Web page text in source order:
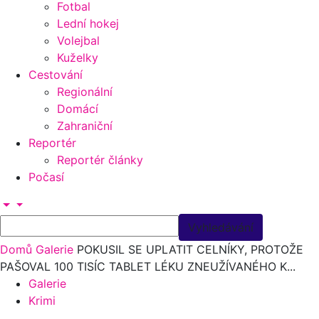
Fotbal
Lední hokej
Volejbal
Kuželky
Cestování
Regionální
Domácí
Zahraniční
Reportér
Reportér články
Počasí
Domů Galerie POKUSIL SE UPLATIT CELNÍKY, PROTOŽE
PAŠOVAL 100 TISÍC TABLET LÉKU ZNEUŽÍVANÉHO K...
Galerie
Krimi